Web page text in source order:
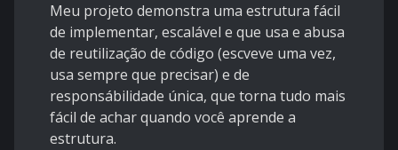
Meu projeto demonstra uma estrutura fácil
de implementar, escalável e que usa e abusa
de reutilização de código (escveve uma vez,
usa sempre que precisar) e de
responsábilidade única, que torna tudo mais
fácil de achar quando você aprende a
estrutura.